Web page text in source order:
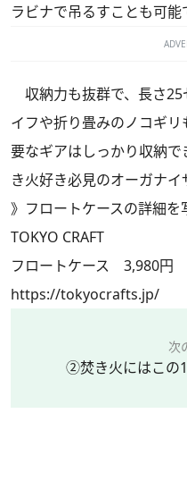
ラビナで吊るすことも可能
収納力も抜群で、長さ25
イフや折り畳みのノコギ
要なギアはしっかり収納
き火好き必見のオーガナイ
》 フロートケースの詳細を
TOKYO CRAFT
フロートケース 3,980円
https://tokyocrafts.jp/
次
②焚き火にはこの